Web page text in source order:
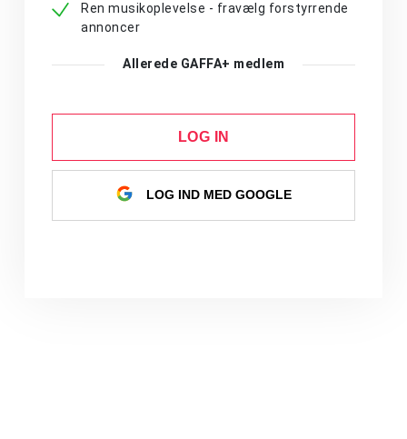
Ren musikoplevelse - fravælg forstyrrende
annoncer
Allerede GAFFA+ medlem
LOG IN
LOG IND MED GOOGLE